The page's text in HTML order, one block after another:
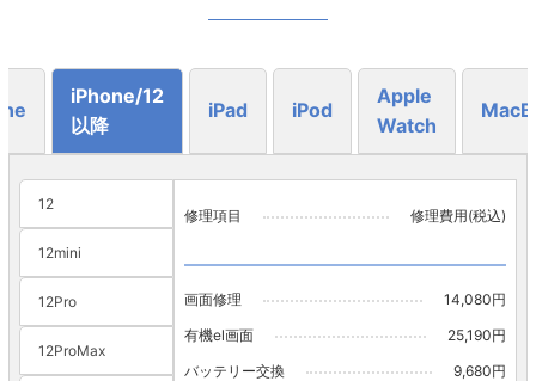
iPhone/12
以降
iPad iPod
Apple
Watch
12
12mini
12Pro
12ProMax
修理項目 修理費用(税込)
画面修理
14,080円
有機el画面
25,190円
バッテリー交換
9,680円